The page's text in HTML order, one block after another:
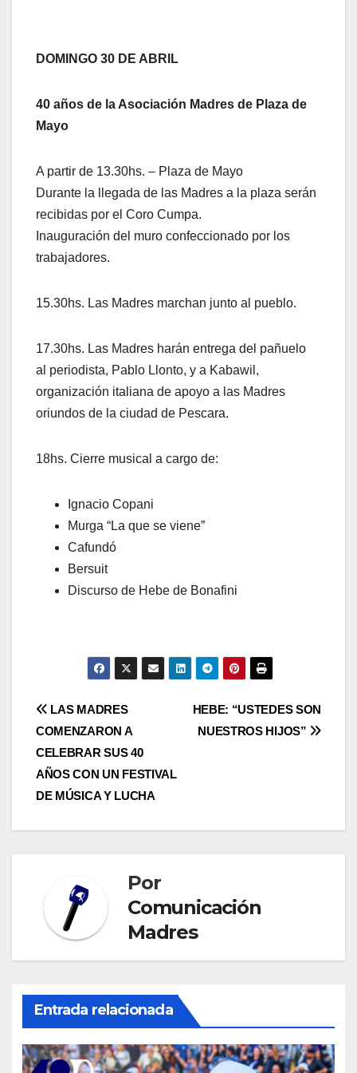
DOMINGO 30 DE ABRIL
40 años de la Asociación Madres de Plaza de
Mayo
A partir de 13.30hs. – Plaza de Mayo
Durante la llegada de las Madres a la plaza serán
recibidas por el Coro Cumpa.
Inauguración del muro confeccionado por los
trabajadores.
15.30hs. Las Madres marchan junto al pueblo.
17.30hs. Las Madres harán entrega del pañuelo
al periodista, Pablo Llonto, y a Kabawil,
organización italiana de apoyo a las Madres
oriundos de la ciudad de Pescara.
18hs. Cierre musical a cargo de:
Ignacio Copani
Murga “La que se viene”
Cafundó
Bersuit
Discurso de Hebe de Bonafini
Navegación
de
entradas
HEBE: “USTEDES SON
NUESTROS HIJOS”
LAS MADRES
COMENZARON A
CELEBRAR SUS 40
AÑOS CON UN FESTIVAL
DE MÚSICA Y LUCHA
Por
Comunicación
Madres
Entrada relacionada